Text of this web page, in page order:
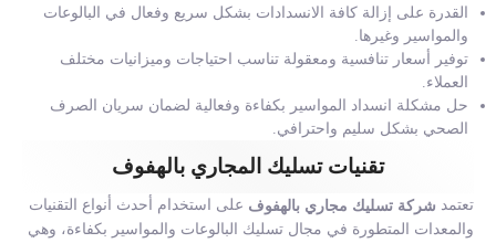
القدرة على إزالة كافة الانسدادات بشكل سريع وفعال في البالوعات
والمواسير وغيرها.
توفير أسعار تنافسية ومعقولة تناسب احتياجات وميزانيات مختلف
العملاء.
حل مشكلة انسداد المواسير بكفاءة وفعالية لضمان سريان الصرف
الصحي بشكل سليم واحترافي.
تقنيات تسليك المجاري بالهفوف
تعتمد شركة تسليك مجاري بالهفوف على استخدام أحدث أنواع التقنيات
والمعدات المتطورة في مجال تسليك البالوعات والمواسير بكفاءة، وهي